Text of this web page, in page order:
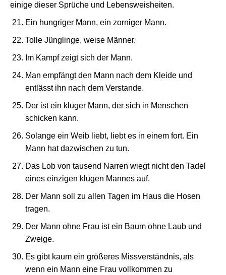
einige dieser Sprüche und Lebensweisheiten.
Ein hungriger Mann, ein zorniger Mann.
Tolle Jünglinge, weise Männer.
Im Kampf zeigt sich der Mann.
Man empfängt den Mann nach dem Kleide und
entlässt ihn nach dem Verstande.
Der ist ein kluger Mann, der sich in Menschen
schicken kann.
Solange ein Weib liebt, liebt es in einem fort. Ein
Mann hat dazwischen zu tun.
Das Lob von tausend Narren wiegt nicht den Tadel
eines einzigen klugen Mannes auf.
Der Mann soll zu allen Tagen im Haus die Hosen
tragen.
Der Mann ohne Frau ist ein Baum ohne Laub und
Zweige.
Es gibt kaum ein größeres Missverständnis, als
wenn ein Mann eine Frau vollkommen zu